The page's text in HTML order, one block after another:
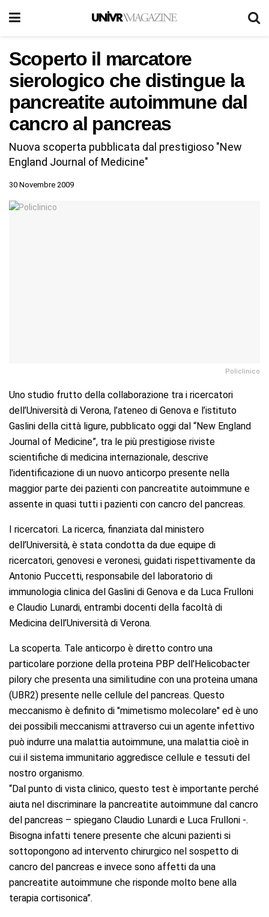
Scoperto il marcatore
sierologico che distingue la
pancreatite autoimmune dal
cancro al pancreas
Nuova scoperta pubblicata dal prestigioso "New
England Journal of Medicine"
30 Novembre 2009
Policlinico
Uno studio frutto della collaborazione tra i ricercatori
dell’Università di Verona, l’ateneo di Genova e l’istituto
Gaslini della città ligure, pubblicato oggi dal “New England
Journal of Medicine”, tra le più prestigiose riviste
scientifiche di medicina internazionale, descrive
l'identificazione di un nuovo anticorpo presente nella
maggior parte dei pazienti con pancreatite autoimmune e
assente in quasi tutti i pazienti con cancro del pancreas.
I ricercatori. La ricerca, finanziata dal ministero
dell’Università, è stata condotta da due equipe di
ricercatori, genovesi e veronesi, guidati rispettivamente da
Antonio Puccetti, responsabile del laboratorio di
immunologia clinica del Gaslini di Genova e da Luca Frulloni
e Claudio Lunardi, entrambi docenti della facoltà di
Medicina dell’Università di Verona.
La scoperta. Tale anticorpo è diretto contro una
particolare porzione della proteina PBP dell'Helicobacter
pilory che presenta una similitudine con una proteina umana
(UBR2) presente nelle cellule del pancreas. Questo
meccanismo è definito di "mimetismo molecolare" ed è uno
dei possibili meccanismi attraverso cui un agente infettivo
può indurre una malattia autoimmune, una malattia cioè in
cui il sistema immunitario aggredisce cellule e tessuti del
nostro organismo.
“Dal punto di vista clinico, questo test è importante perché
aiuta nel discriminare la pancreatite autoimmune dal cancro
del pancreas – spiegano Claudio Lunardi e Luca Frulloni -.
Bisogna infatti tenere presente che alcuni pazienti si
sottopongono ad intervento chirurgico nel sospetto di
cancro del pancreas e invece sono affetti da una
pancreatite autoimmune che risponde molto bene alla
terapia cortisonica”.